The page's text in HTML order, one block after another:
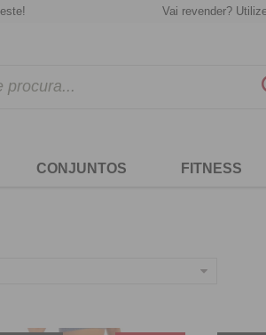
Vai revender? Utilize o cupom
CONJUNTOS FITNESS